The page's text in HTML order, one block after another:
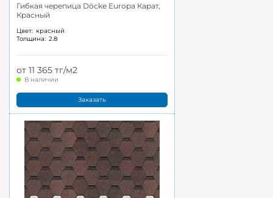
Гибкая черепица Döcke Europa Карат,
Красный
Цвет: красный
Толщина: 2.8
от 11 365 тг/м2
В наличии
Заказать